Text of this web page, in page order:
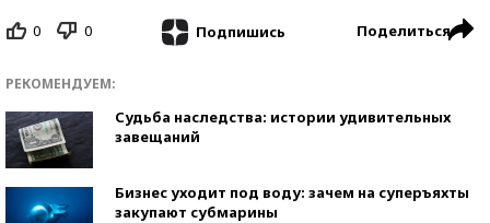
0 0 Подпишись Поделиться
РЕКОМЕНДУЕМ:
Судьба наследства: истории удивительных
завещаний
Бизнес уходит под воду: зачем на суперъяхты
закупают субмарины